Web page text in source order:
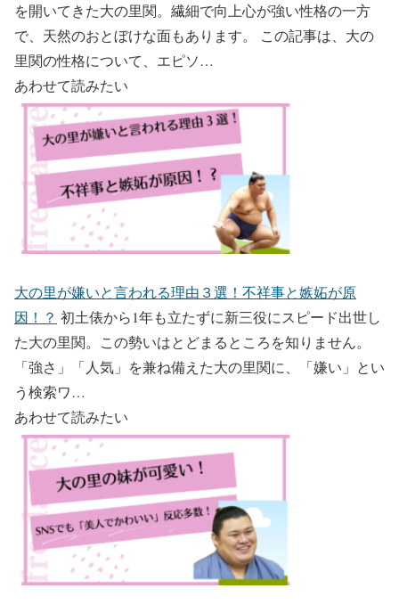
を開いてきた大の里関。繊細で向上心が強い性格の一方
で、天然のおとぼけな面もあります。 この記事は、大の
里関の性格について、エピソ…
あわせて読みたい
大の里が嫌いと言われる理由３選！不祥事と嫉妬が原
因！？ 初土俵から1年も立たずに新三役にスピード出世し
た大の里関。この勢いはとどまるところを知りません。
「強さ」「人気」を兼ね備えた大の里関に、「嫌い」とい
う検索ワ…
あわせて読みたい